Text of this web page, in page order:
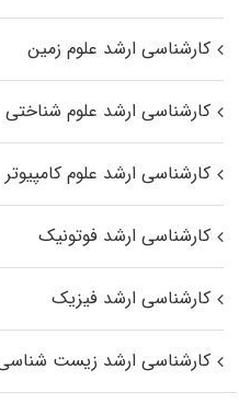
کارشناسی ارشد علوم زمین
کارشناسی ارشد علوم شناختی
کارشناسی ارشد علوم کامپیوتر
کارشناسی ارشد فوتونیک
کارشناسی ارشد فیزیک
کارشناسی ارشد زیست‌